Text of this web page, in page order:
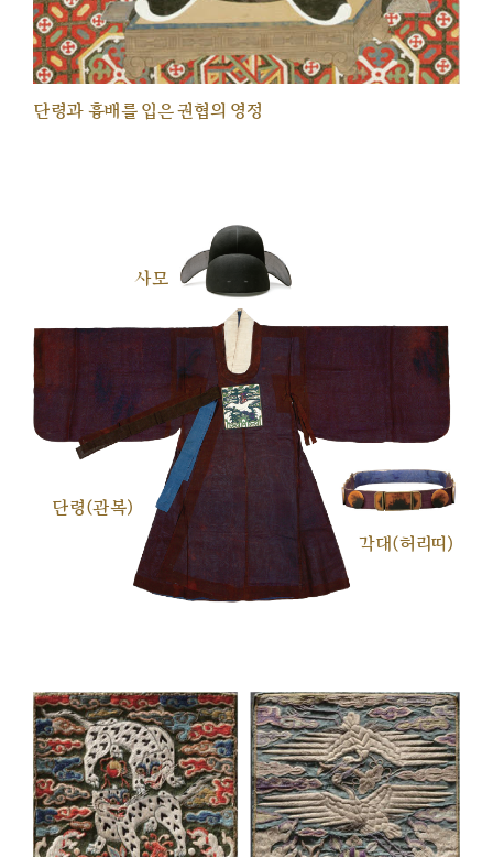
단령과 흉배를 입은 권협의 영정
사모
단령(관복)
각대(허리띠)